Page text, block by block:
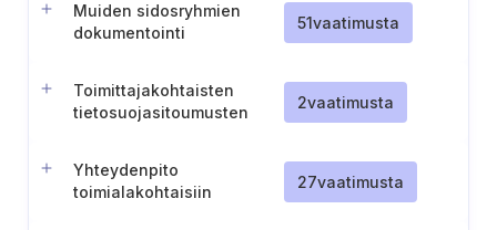
Muiden sidosryhmien
dokumentointi
51vaatimusta
Toimittajakohtaisten
tietosuojasitoumusten
2vaatimusta
Yhteydenpito
toimialakohtaisiin
27vaatimusta